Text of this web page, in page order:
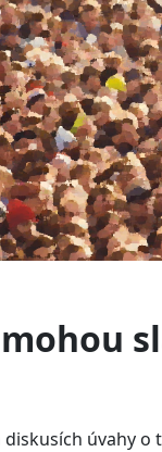
diskusích úvahy